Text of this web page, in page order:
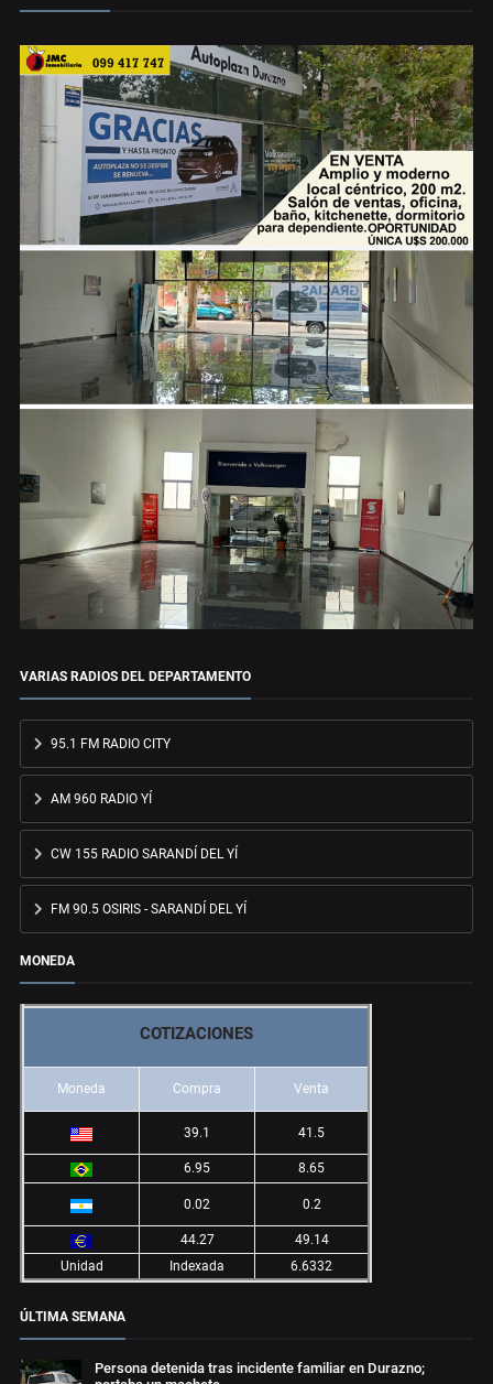
VARIAS RADIOS DEL DEPARTAMENTO
95.1 FM RADIO CITY
AM 960 RADIO YÍ
CW 155 RADIO SARANDÍ DEL YÍ
FM 90.5 OSIRIS - SARANDÍ DEL YÍ
MONEDA
COTIZACIONES
Moneda Compra Venta
39.1 41.5
6.95 8.65
0.02 0.2
44.27
49.14
Unidad
Indexada 6.6332
ÚLTIMA SEMANA
Persona detenida tras incidente familiar en Durazno;